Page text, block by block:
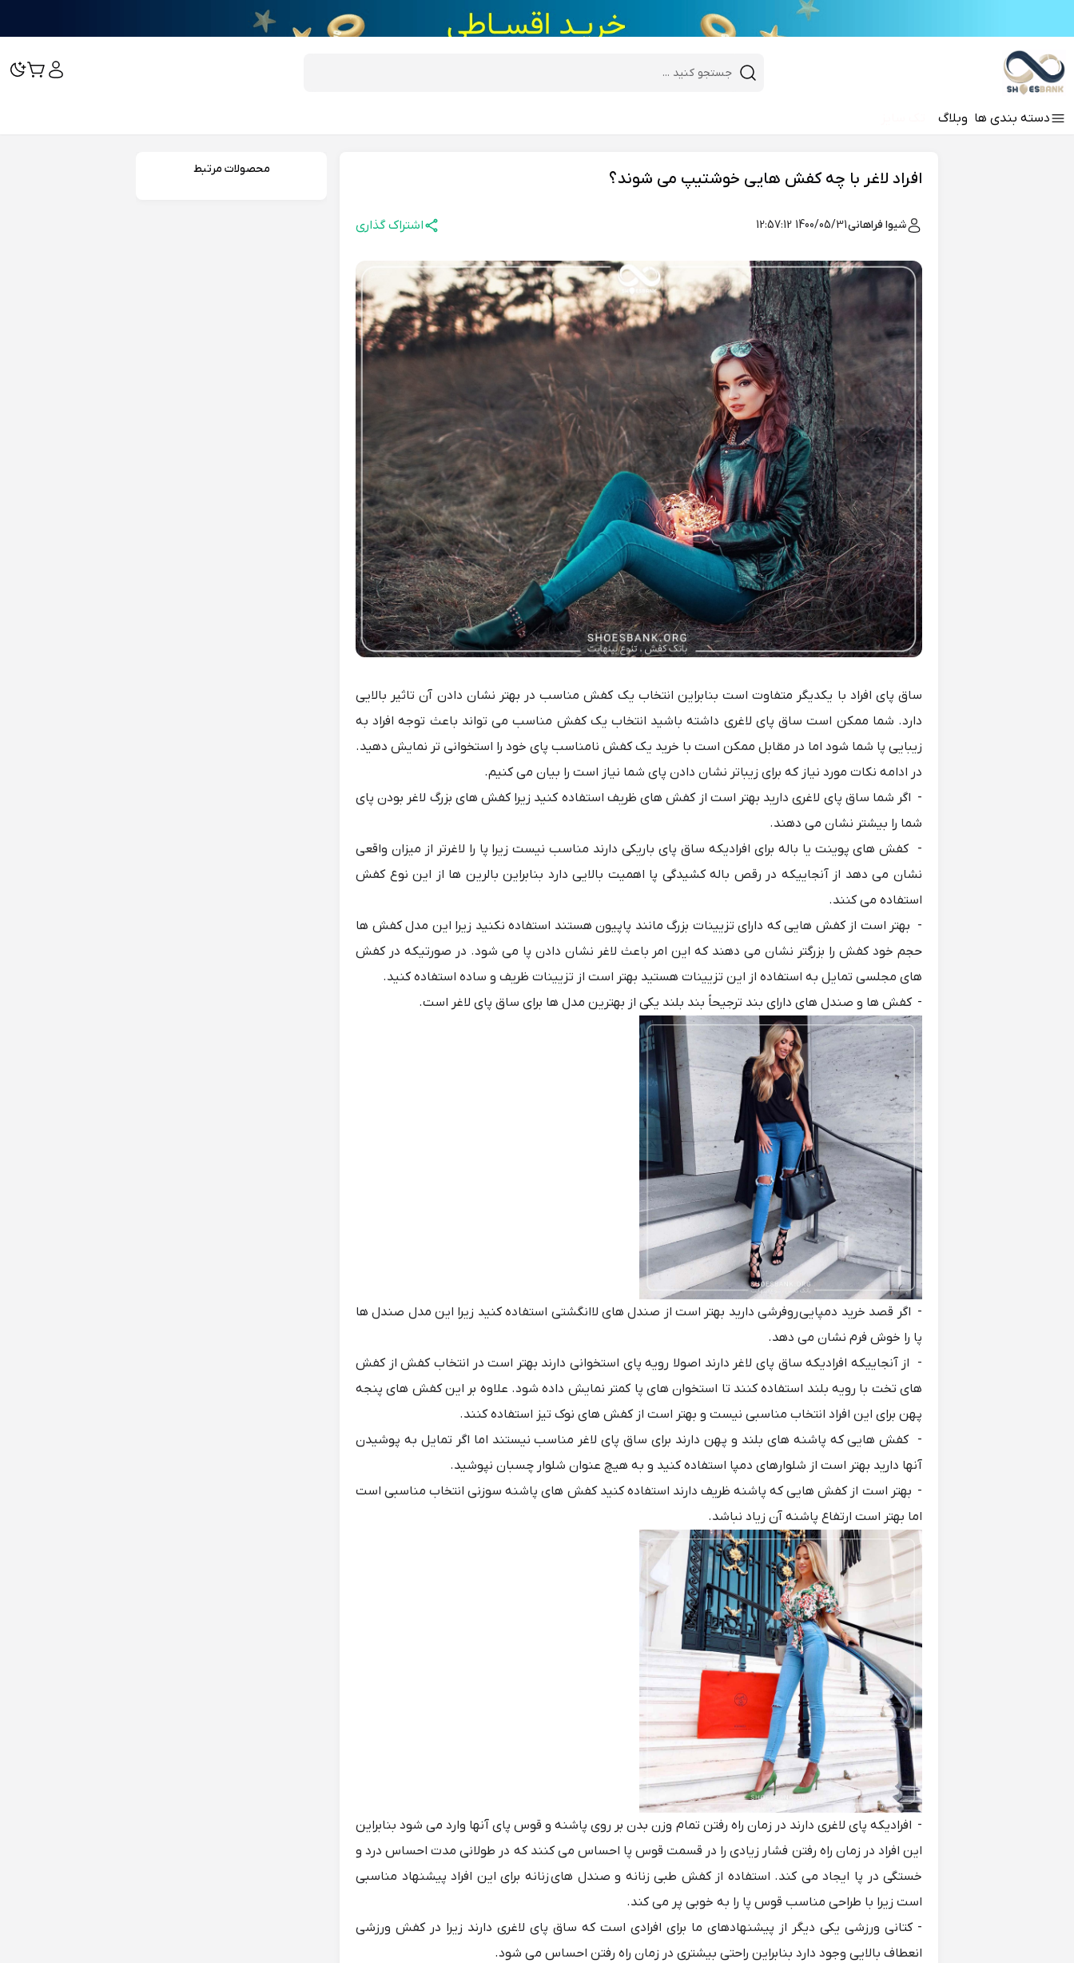
desktop header search
دسته‌ بندی‌ ها وبلاگ
افراد لاغر با چه کفش هایی خوشتیپ می شوند؟
شیوا فراهانی1400/05/31 12:57:12 اشتراک گذاری
ساق پای افراد با یکدیگر متفاوت است بنابراین انتخاب یک کفش مناسب در بهتر نشان دادن آن تاثیر بالایی
دارد. شما ممکن است ساق پای لاغری داشته باشید انتخاب یک کفش مناسب می تواند باعث توجه افراد به
زیبایی پا شما شود اما در مقابل ممکن است با خرید یک کفش نامناسب پای خود را استخوانی تر نمایش دهید.
در ادامه نکات مورد نیاز که برای زیباتر نشان دادن پای شما نیاز است را بیان می کنیم.
- اگر شما ساق پای لاغری دارید بهتر است از کفش های ظریف استفاده کنید زیرا کفش های بزرگ لاغر بودن پای
شما را بیشتر نشان می دهند.
- کفش های پوینت یا باله برای افرادیکه ساق پای باریکی دارند مناسب نیست زیرا پا را لاغرتر از میزان واقعی
نشان می دهد از آنجاییکه در رقص باله کشیدگی پا اهمیت بالایی دارد بنابراین بالرین ها از این نوع کفش
استفاده می کنند.
- بهتر است از کفش هایی که دارای تزیینات بزرگ مانند پاپیون هستند استفاده نکنید زیرا این مدل کفش ها
حجم خود کفش را بزرگتر نشان می دهند که این امر باعث لاغر نشان دادن پا می شود. در صورتیکه در کفش
های مجلسی تمایل به استفاده از این تزیینات هستید بهتر است از تزیینات ظریف و ساده استفاده کنید.
- کفش ها و صندل های دارای بند ترجیحاً بند بلند یکی از بهترین مدل ها برای ساق پای لاغر است.
- اگر قصد خرید دمپایی روفرشیدارید بهتر است از صندل های لاانگشتی استفاده کنید زیرا این مدل صندل ها
پا را خوش فرم نشان می دهد.
- از آنجاییکه افرادیکه ساق پای لاغر دارند اصولا رویه پای استخوانی دارند بهتر است در انتخاب کفش از کفش
های تخت با رویه بلند استفاده کنند تا استخوان های پا کمتر نمایش داده شود. علاوه بر این کفش های پنجه
پهن برای این افراد انتخاب مناسبی نیست و بهتر است از کفش های نوک تیز استفاده کنند.
- کفش هایی که پاشنه های بلند و پهن دارند برای ساق پای لاغر مناسب نیستند اما اگر تمایل به پوشیدن
آنها دارید بهتر است از شلوارهای دمپا استفاده کنید و به هیچ عنوان شلوار چسبان نپوشید.
- بهتر است از کفش هایی که پاشنه ظریف دارند استفاده کنید کفش های پاشنه سوزنی انتخاب مناسبی است
اما بهتر است ارتفاع پاشنه آن زیاد نباشد.
- افرادیکه پای لاغری دارند در زمان راه رفتن تمام وزن بدن بر روی پاشنه و قوس پای آنها وارد می شود بنابراین
این افراد در زمان راه رفتن فشار زیادی را در قسمت قوس پا احساس می کنند که در طولانی مدت احساس درد و
خستگی در پا ایجاد می کند. استفاده ازکفش طبی زنانه و صندل های زنانه برای این افراد پیشنهاد مناسبی
است زیرا با طراحی مناسب قوس پا را به خوبی پر می کند.
-کتانی ورزشی یکی دیگر از پیشنهادهای ما برای افرادی است که ساق پای لاغری دارند زیرا درکفش ورزشی
انعطاف بالایی وجود دارد بنابراین راحتی بیشتری در زمان راه رفتن احساس می شود.
محصولات مرتبط